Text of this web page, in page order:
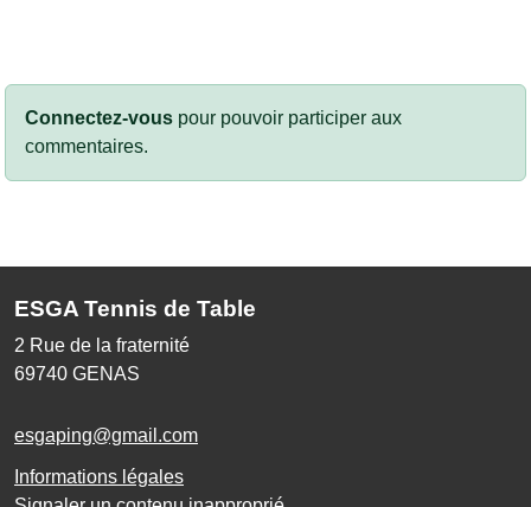
Connectez-vous pour pouvoir participer aux
commentaires.
ESGA Tennis de Table
2 Rue de la fraternité
69740 GENAS
esgaping@gmail.com
Informations légales